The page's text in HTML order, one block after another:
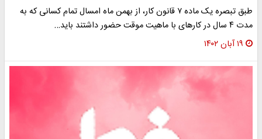
طبق تبصره یک ماده ۷ قانون کار، از بهمن ماه امسال تمام کسانی که به
مدت ۴ سال در کارهای با ماهیت موقت حضور داشتند باید…
۱۹ آبان ۱۴۰۲